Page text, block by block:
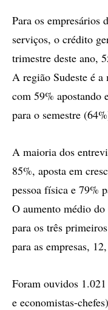
Para os empresários
serviços, o crédito
trimestre deste ano,
A região Sudeste é
com 59% apostando
para o semestre
A maioria dos
85%, aposta em
pessoa física e 79%
O aumento médio
para os três
para as empresas,
Foram ouvidos
e economistas-